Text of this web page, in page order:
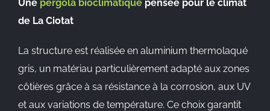
Une pergola bioclimatique pensée pour le climat
de La Ciotat
La structure est réalisée en aluminium thermolaqué
gris, un matériau particulièrement adapté aux zones
côtières grâce à sa résistance à la corrosion, aux UV
et aux variations de température. Ce choix garantit